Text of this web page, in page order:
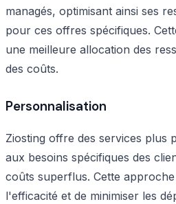
managés, optimisant ainsi ses
pour ces offres spécifiques.
une meilleure allocation des
des coûts.
Personnalisation
Ziosting offre des services plus
aux besoins spécifiques des
coûts superflus. Cette
l'efficacité et de minimiser les